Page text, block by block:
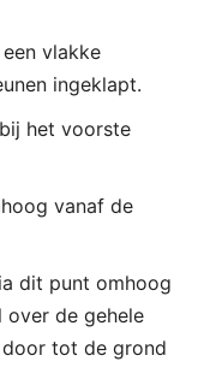
vlakke
ingeklapt.
het voorste
vanaf de
dit punt omhoog
de gehele
tot de grond